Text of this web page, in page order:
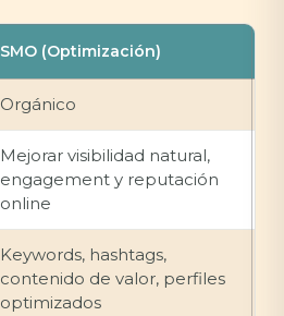
SMO (Optimización)
Orgánico
Mejorar visibilidad natural,
engagement y reputación
online
Keywords, hashtags,
contenido de valor, perfiles
optimizados